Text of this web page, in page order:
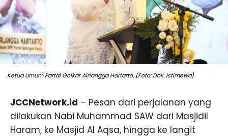
Ketua Umum Partai Golkar Airlangga Hartarto. (Foto: Dok. Istimewa)
JCCNetwork.id – Pesan dari perjalanan yang
dilakukan Nabi Muhammad SAW dari Masjidil
Haram, ke Masjid Al Aqsa, hingga ke langit